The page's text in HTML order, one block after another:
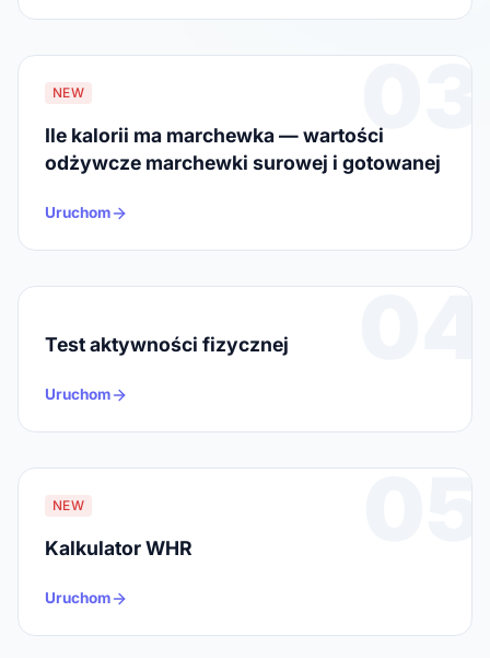
03
NEW
Ile kalorii ma marchewka — wartości
odżywcze marchewki surowej i gotowanej
Uruchom
04
Test aktywności fizycznej
Uruchom
05
NEW
Kalkulator WHR
Uruchom